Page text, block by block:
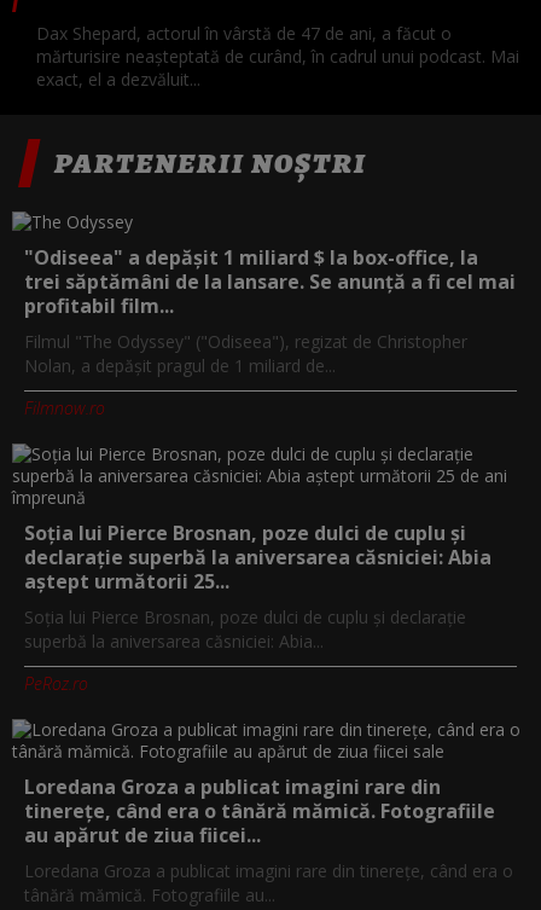
Dax Shepard, actorul în vârstă de 47 de ani, a făcut o
mărturisire neașteptată de curând, în cadrul unui podcast. Mai
exact, el a dezvăluit...
PARTENERII NOȘTRI
"Odiseea" a depășit 1 miliard $ la box-office, la
trei săptămâni de la lansare. Se anunță a fi cel mai
profitabil film...
Filmul "The Odyssey" ("Odiseea"), regizat de Christopher
Nolan, a depăşit pragul de 1 miliard de...
Filmnow.ro
Soția lui Pierce Brosnan, poze dulci de cuplu și
declarație superbă la aniversarea căsniciei: Abia
aștept următorii 25...
Soția lui Pierce Brosnan, poze dulci de cuplu și declarație
superbă la aniversarea căsniciei: Abia...
PeRoz.ro
Loredana Groza a publicat imagini rare din
tinerețe, când era o tânără mămică. Fotografiile
au apărut de ziua fiicei...
Loredana Groza a publicat imagini rare din tinerețe, când era o
tânără mămică. Fotografiile au...